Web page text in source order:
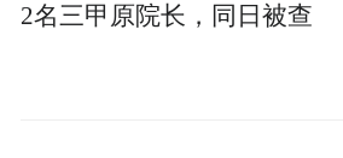
2名三甲原院长，同日被查